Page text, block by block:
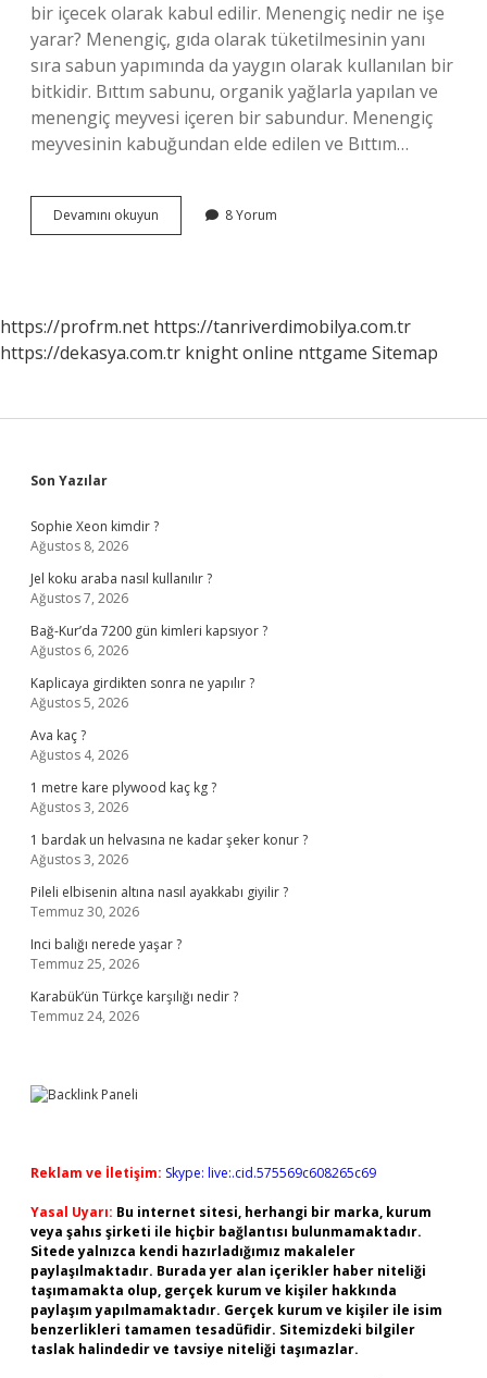
bir içecek olarak kabul edilir. Menengiç nedir ne işe
yarar? Menengiç, gıda olarak tüketilmesinin yanı
sıra sabun yapımında da yaygın olarak kullanılan bir
bitkidir. Bıttım sabunu, organik yağlarla yapılan ve
menengiç meyvesi içeren bir sabundur. Menengiç
meyvesinin kabuğundan elde edilen ve Bıttım…
Devamını okuyun Menengiç
Anlamı
8 Yorum
https://profrm.net https://tanriverdimobilya.com.tr
https://dekasya.com.tr knight online nttgame Sitemap
Sidebar
Son Yazılar
Sophie Xeon kimdir ?
Ağustos 8, 2026
Jel koku araba nasıl kullanılır ?
Ağustos 7, 2026
Bağ-Kur’da 7200 gün kimleri kapsıyor ?
Ağustos 6, 2026
Kaplicaya girdikten sonra ne yapılır ?
Ağustos 5, 2026
Ava kaç ?
Ağustos 4, 2026
1 metre kare plywood kaç kg ?
Ağustos 3, 2026
1 bardak un helvasına ne kadar şeker konur ?
Ağustos 3, 2026
Pileli elbisenin altına nasıl ayakkabı giyilir ?
Temmuz 30, 2026
Inci balığı nerede yaşar ?
Temmuz 25, 2026
Karabük’ün Türkçe karşılığı nedir ?
Temmuz 24, 2026
Reklam ve İletişim: Skype: live:.cid.575569c608265c69
Yasal Uyarı: Bu internet sitesi, herhangi bir marka, kurum
veya şahıs şirketi ile hiçbir bağlantısı bulunmamaktadır.
Sitede yalnızca kendi hazırladığımız makaleler
paylaşılmaktadır. Burada yer alan içerikler haber niteliği
taşımamakta olup, gerçek kurum ve kişiler hakkında
paylaşım yapılmamaktadır. Gerçek kurum ve kişiler ile isim
benzerlikleri tamamen tesadüfidir. Sitemizdeki bilgiler
taslak halindedir ve tavsiye niteliği taşımazlar.